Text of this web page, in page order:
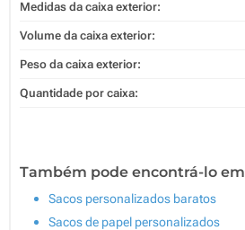
Medidas da caixa exterior:
Volume da caixa exterior:
Peso da caixa exterior:
Quantidade por caixa:
Também pode encontrá-lo em
Sacos personalizados baratos
Sacos de papel personalizados